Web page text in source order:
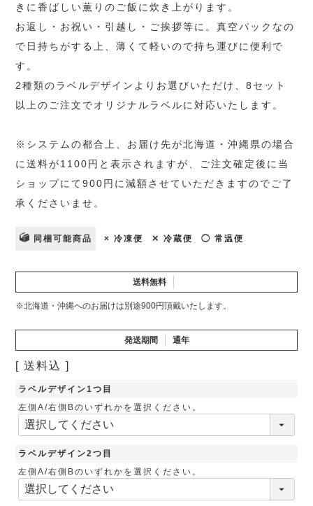
きに香ばしい薫りのご飯に炊き上がります。
お返し・お祝い・引越し・ご挨拶等に。真空パックなの
で日持ちがする上、薄くて軽いので持ち運びに便利で
す。
2種類のラベルデザインよりお選びいただけ、8セット
以上のご注文でオリジナルラベルに対応いたします。
※システムの都合上、お届け先が北海道・沖縄県の場合
に送料が1100円と表示されますが、ご注文確定後に当
ショップにて900円に減額させていただきますのでご了
承くださいませ。
同梱可能商品 × 冷凍便 ✕ 冷蔵便 ◯ 常温便
送料無料
※北海道・沖縄へのお届けは別途900円頂戴いたします。
発送期間 通年
送料込
ラベルデザイン1つ目
左側A/右側Bのいずれかを選択ください。
ラベルデザイン2つ目
左側A/右側Bのいずれかを選択ください。